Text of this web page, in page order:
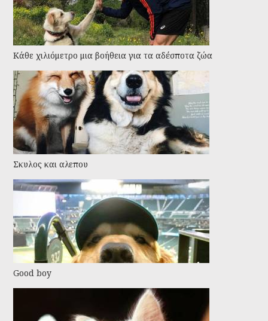
Kάθε χιλιόμετρο μια βοήθεια για τα αδέσποτα ζώα
Σκυλος και αλεπου
Good boy